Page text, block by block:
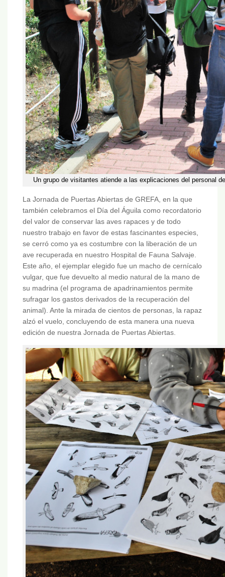
Un grupo de visitantes atiende a las explicaciones del personal
La Jornada de Puertas Abiertas de GREFA, en la que
también celebramos el Día del Águila como recordatorio
del valor de conservar las aves rapaces y de todo
nuestro trabajo en favor de estas fascinantes especies,
se cerró como ya es costumbre con la liberación de un
ave recuperada en nuestro Hospital de Fauna Salvaje.
Este año, el ejemplar elegido fue un macho de cernícalo
vulgar, que fue devuelto al medio natural de la mano de
su madrina (el programa de apadrinamientos permite
sufragar los gastos derivados de la recuperación del
animal). Ante la mirada de cientos de personas, la rapaz
alzó el vuelo, concluyendo de esta manera una nueva
edición de nuestra Jornada de Puertas Abiertas.